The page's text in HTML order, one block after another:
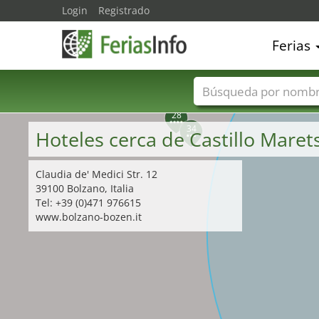
28
32
34
Hoteles cerca de Castillo
Claudia de' Medici Str. 12
39100 Bolzano, Italia
Tel: +39 (0)471 976615
www.bolzano-bozen.it
Login Registrado
Ferias
Nombres de ferias